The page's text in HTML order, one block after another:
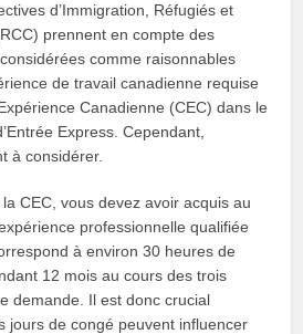
d’Immigration, Réfugiés et
prennent en compte des
comme raisonnables
de travail canadienne requise
Canadienne (CEC) dans le
Express. Cependant,
à considérer.
CEC, vous devez avoir acquis au
professionnelle qualifiée
à environ 30 heures de
12 mois au cours des trois
demande. Il est donc crucial
jours de congé peuvent influencer